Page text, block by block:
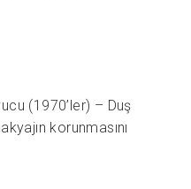
(1970’ler) – Duş
korunmasını